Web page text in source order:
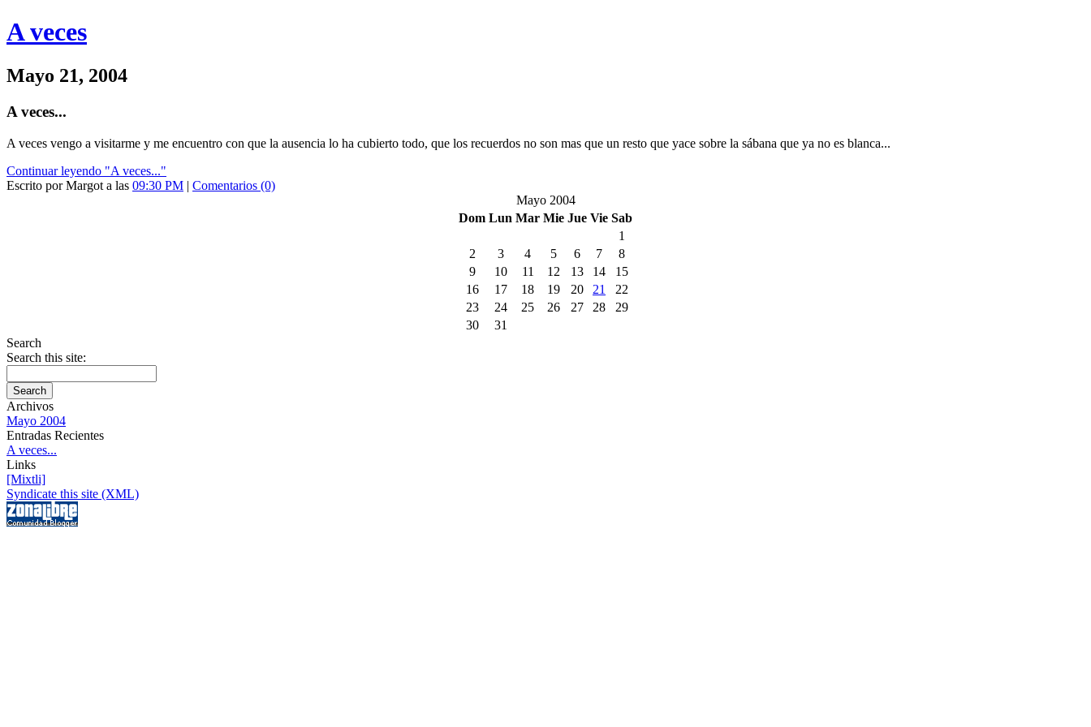
A veces
Mayo 21, 2004
A veces...
A veces vengo a visitarme y me encuentro con que la ausencia lo ha cubierto todo, que los recuerdos no son mas que un resto que yace sobre la sábana que ya no es blanca...
Continuar leyendo "A veces..."
Escrito por Margot a las 09:30 PM | Comentarios (0)
Mayo 2004
Dom Lun Mar Mie Jue Vie Sab
1
2
3 4 5 6 7
8
9
10 11 12 13 14
15
16
17 18 19 20 21
22
23
24 25 26 27 28
29
30
31
Search
Search this site:
Archivos
Mayo 2004
Entradas Recientes
A veces...
Links
[Mixtli]
Syndicate this site (XML)